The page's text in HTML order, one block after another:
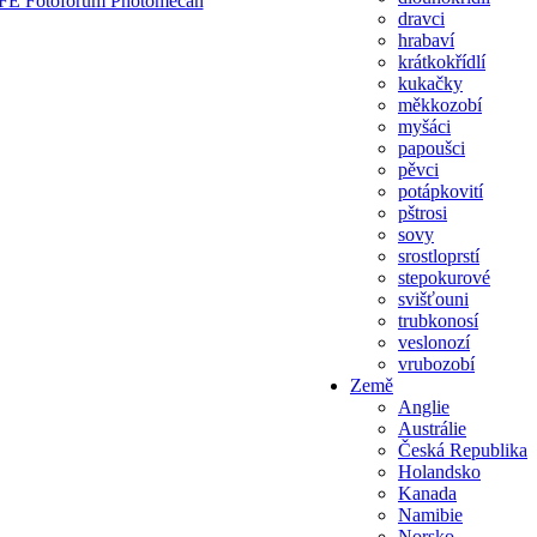
dravci
hrabaví
krátkokřídlí
kukačky
měkkozobí
myšáci
papoušci
pěvci
potápkovití
pštrosi
sovy
srostloprstí
stepokurové
svišťouni
trubkonosí
veslonozí
vrubozobí
Země
Anglie
Austrálie
Česká Republika
Holandsko
Kanada
Namibie